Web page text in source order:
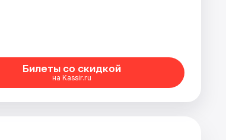
Билеты со скидкой
на Kassir.ru